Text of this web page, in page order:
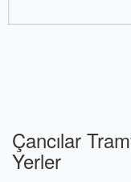
Çancılar
Yerler